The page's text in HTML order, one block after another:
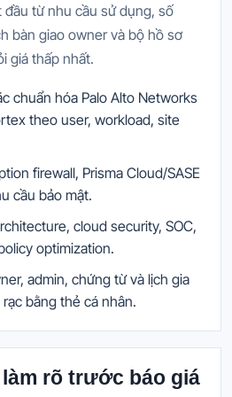
từ nhu cầu sử dụng, số
bàn giao owner và bộ hồ sơ
giá thấp nhất.
chuẩn hóa Palo Alto Networks
theo user, workload, site
firewall, Prisma Cloud/SASE
cầu bảo mật.
cloud security, SOC,
optimization.
admin, chứng từ và lịch gia
bằng thẻ cá nhân.
rõ trước báo giá